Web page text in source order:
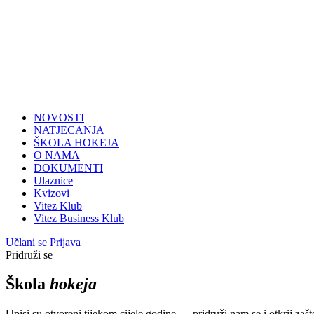
NOVOSTI
NATJECANJA
ŠKOLA HOKEJA
O NAMA
DOKUMENTI
Ulaznice
Kvizovi
Vitez Klub
Vitez Business Klub
Učlani se Prijava
Pridruži se
Škola hokeja